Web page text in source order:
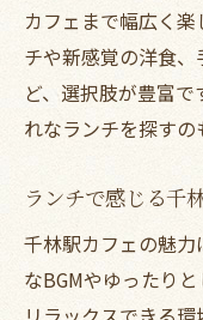
カフェまで幅広く
チや新感覚の洋食
ど、選択肢が豊富
れなランチを探すの
ランチで感じる千
千林駅カフェの魅
なBGMやゆったり